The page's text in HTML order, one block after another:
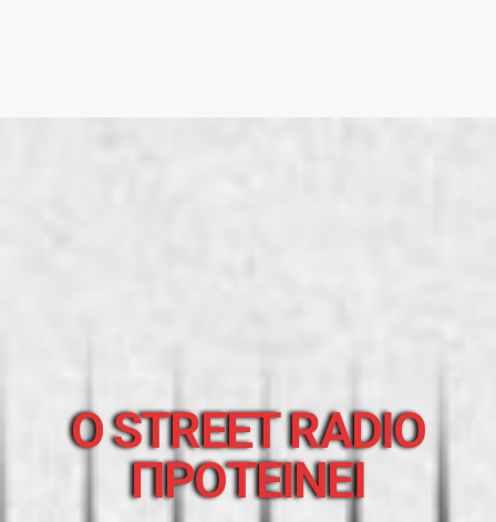
O STREET RADIO
ΠΡΟΤΕΙΝΕΙ